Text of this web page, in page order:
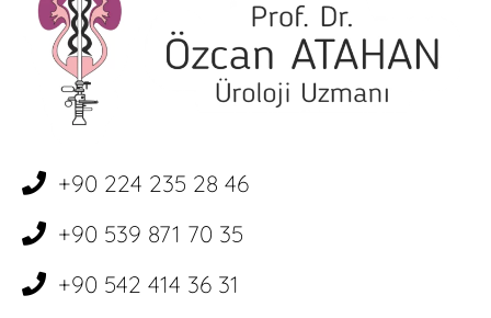
+90 224 235 28 46
+90 539 871 70 35
+90 542 414 36 31